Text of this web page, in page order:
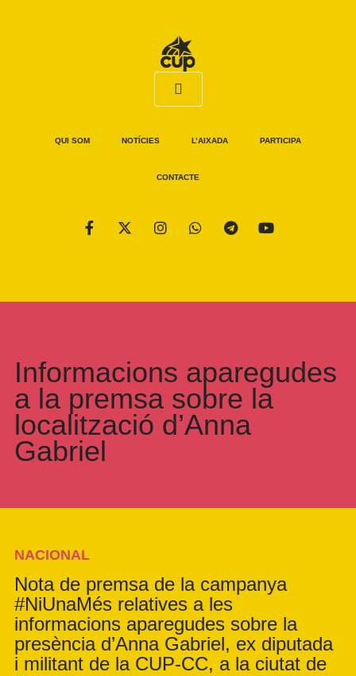
QUI SOM NOTÍCIES L’AIXADA PARTICIPA
CONTACTE
Informacions aparegudes
a la premsa sobre la
localització d’Anna
Gabriel
NACIONAL
Nota de premsa de la campanya
#NiUnaMés relatives a les
informacions aparegudes sobre la
presència d’Anna Gabriel, ex diputada
i militant de la CUP-CC, a la ciutat de